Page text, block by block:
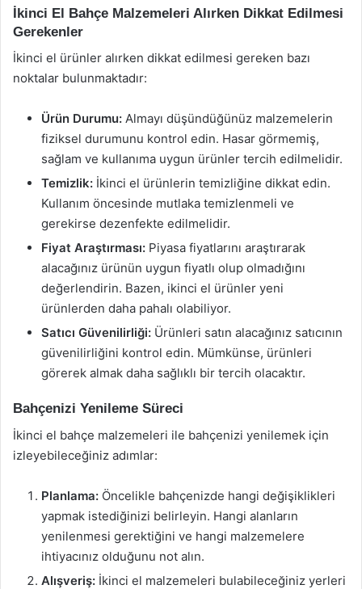
İkinci El Bahçe Malzemeleri Alırken Dikkat Edilmesi
Gerekenler
İkinci el ürünler alırken dikkat edilmesi gereken bazı
noktalar bulunmaktadır:
Ürün Durumu: Almayı düşündüğünüz malzemelerin
fiziksel durumunu kontrol edin. Hasar görmemiş,
sağlam ve kullanıma uygun ürünler tercih edilmelidir.
Temizlik: İkinci el ürünlerin temizliğine dikkat edin.
Kullanım öncesinde mutlaka temizlenmeli ve
gerekirse dezenfekte edilmelidir.
Fiyat Araştırması: Piyasa fiyatlarını araştırarak
alacağınız ürünün uygun fiyatlı olup olmadığını
değerlendirin. Bazen, ikinci el ürünler yeni
ürünlerden daha pahalı olabiliyor.
Satıcı Güvenilirliği: Ürünleri satın alacağınız satıcının
güvenilirliğini kontrol edin. Mümkünse, ürünleri
görerek almak daha sağlıklı bir tercih olacaktır.
Bahçenizi Yenileme Süreci
İkinci el bahçe malzemeleri ile bahçenizi yenilemek için
izleyebileceğiniz adımlar:
Planlama: Öncelikle bahçenizde hangi değişiklikleri
yapmak istediğinizi belirleyin. Hangi alanların
yenilenmesi gerektiğini ve hangi malzemelere
ihtiyacınız olduğunu not alın.
Alışveriş: İkinci el malzemeleri bulabileceğiniz yerleri